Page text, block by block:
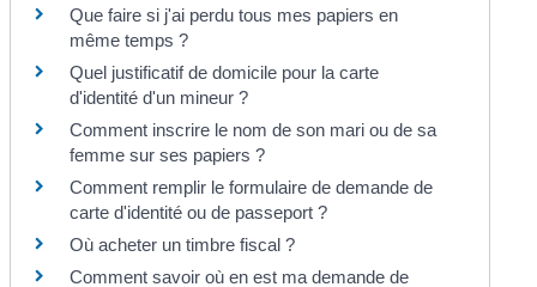
Que faire si j'ai perdu tous mes papiers en
même temps ?
Quel justificatif de domicile pour la carte
d'identité d'un mineur ?
Comment inscrire le nom de son mari ou de sa
femme sur ses papiers ?
Comment remplir le formulaire de demande de
carte d'identité ou de passeport ?
Où acheter un timbre fiscal ?
Comment savoir où en est ma demande de